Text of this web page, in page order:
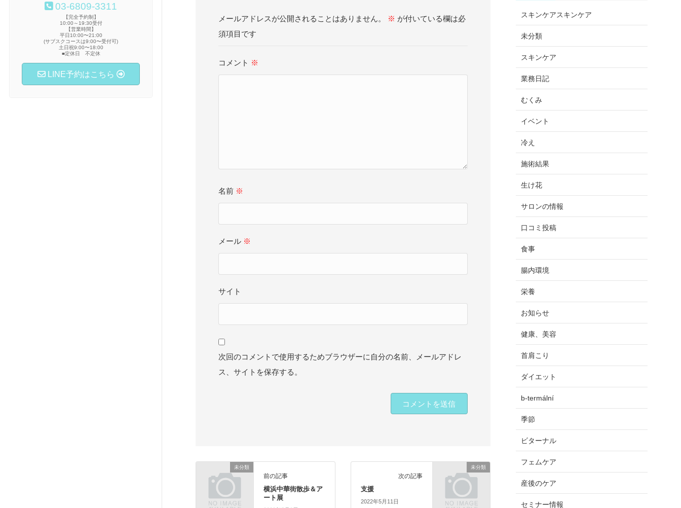
03-6809-3311
【完全予約制】
10:00～19:30受付
【営業時間】
平日10:00〜21:00
(サブスクコースは9:00〜受付可)
土日祝9:00〜18:00
■定休日 不定休
LINE予約はこちら
メールアドレスが公開されることはありません。 ※ が付いている欄は必
須項目です
コメント ※
名前 ※
メール ※
サイト
次回のコメントで使用するためブラウザーに自分の名前、メールアドレ
ス、サイトを保存する。
未分類
前の記事
横浜中華街散歩＆ア
ート展
未分類
次の記事
支援
2022年5月11日
スキンケアスキンケア
未分類
スキンケア
業務日記
むくみ
イベント
冷え
施術結果
生け花
サロンの情報
口コミ投稿
食事
腸内環境
栄養
お知らせ
健康、美容
首肩こり
ダイエット
b-termální
季節
ビターナル
フェムケア
産後のケア
セミナー情報